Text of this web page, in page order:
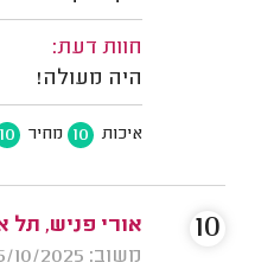
חוות דעת:
היה מעולה!
איכות 10 מחיר 10
אורי פניש, תל
משוב: 05/10/2025
10